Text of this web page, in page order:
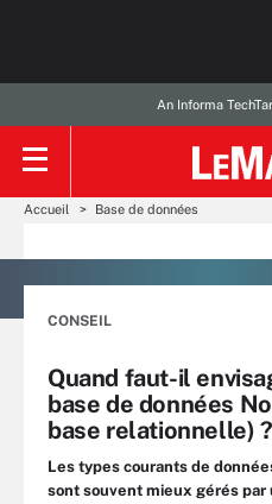
An Informa
Accueil Base de données
CONSEIL
Quand faut-il
base de données
base relationnelle) ?
Les types courants de
sont souvent mieux gérés par